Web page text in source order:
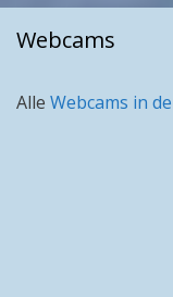
Webcams
Alle Webcams in